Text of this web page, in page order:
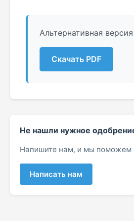
Альтернативная
Скачать PDF
Не нашли нужное
Напишите нам, и мы поможем
Написать нам